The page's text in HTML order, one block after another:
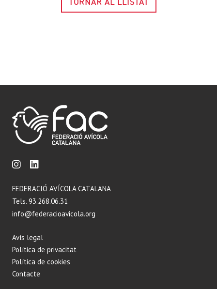
TORNAR AL LLISTAT
FEDERACIÓ AVÍCOLA CATALANA
Tels. 93.268.06.31
info@federacioavicola.org
Avís legal
Política de privacitat
Política de cookies
Contacte